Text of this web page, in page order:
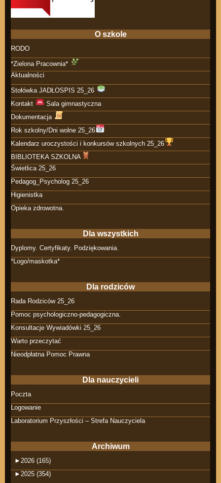
O szkole
RODO
*Zielona Pracownia*
Aktualności
Stołówka JADŁOSPIS 25_26
Kontakt
Sala gimnastyczna
Dokumentacja
Rok szkolny/Dni wolne 25_26
Kalendarz uroczystości i konkursów szkolnych 25_26
BIBLIOTEKA SZKOLNA
Świetlica 25_26
Pedagog_Psycholog 25_26
Higienistka
Opieka zdrowotna.
Dla wszystkich
Dyplomy. Certyfikaty. Podziękowania.
*Logo/maskotka*
Dla rodziców
Rada Rodziców 25_26
Pomoc psychologiczno-pedagogiczna.
Konsultacje Wywiadówki 25_26
Warto przeczytać
Nieodpłatna Pomoc Prawna
Dla nauczycieli
Poczta
Logowanie
Laboratorium Przyszłości – Strefa Nauczyciela
Archiwum
► 2026 (165)
► 2025 (354)